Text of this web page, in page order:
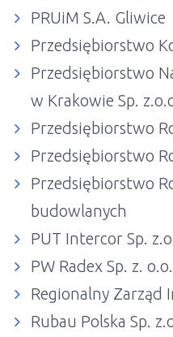
PRUiM S.A. Gliwice
Przedsiębiorstwo
Przedsiębiorstwo
w Krakowie Sp.
Przedsiębiorstwo
Przedsiębiorstwo
Przedsiębiorstwo
budowlanych
PUT Intercor Sp.
PW Radex Sp. z. o.o.
Regionalny Zarząd
Rubau Polska Sp.